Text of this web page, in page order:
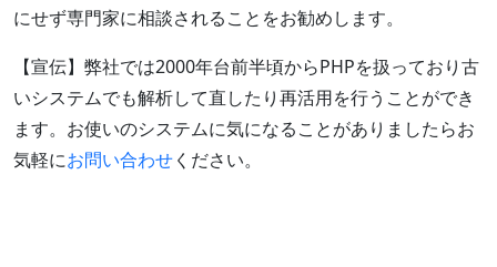
にせず専門家に相談されることをお勧めします。
【宣伝】弊社では2000年台前半頃からPHPを扱っており古
いシステムでも解析して直したり再活用を行うことができ
ます。お使いのシステムに気になることがありましたらお
気軽にお問い合わせください。